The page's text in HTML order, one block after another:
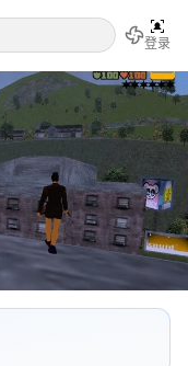
登录